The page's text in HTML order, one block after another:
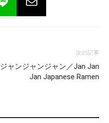
次の記事
ジャンジャンジャン／Jan Jan
Jan Japanese Ramen